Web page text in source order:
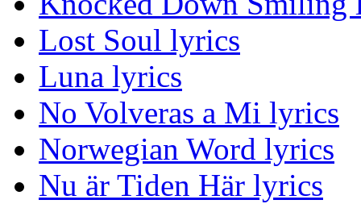
Lost Soul lyrics
Luna lyrics
No Volveras a Mi lyrics
Norwegian Word lyrics
Nu är Tiden Här lyrics